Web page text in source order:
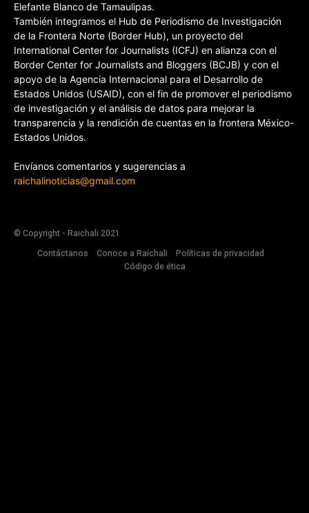
Elefante Blanco de Tamaulipas.
También integramos el Hub de Periodismo de Investigación
de la Frontera Norte (Border Hub), un proyecto del
International Center for Journalists (ICFJ) en alianza con el
Border Center for Journalists and Bloggers (BCJB) y con el
apoyo de la Agencia Internacional para el Desarrollo de
Estados Unidos (USAID), con el fin de promover el periodismo
de investigación y el análisis de datos para mejorar la
transparencia y la rendición de cuentas en la frontera México-
Estados Unidos.
Envíanos comentarios y sugerencias a
raichalinoticias@gmail.com
© Copyright - Raichali 2021
Contáctanos
Conoce a Raíchali
Políticas de privacidad
Código de ética